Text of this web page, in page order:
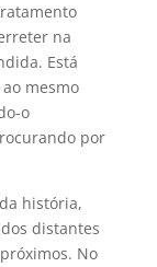
na
Está
mesmo
o
por
história,
distantes
No